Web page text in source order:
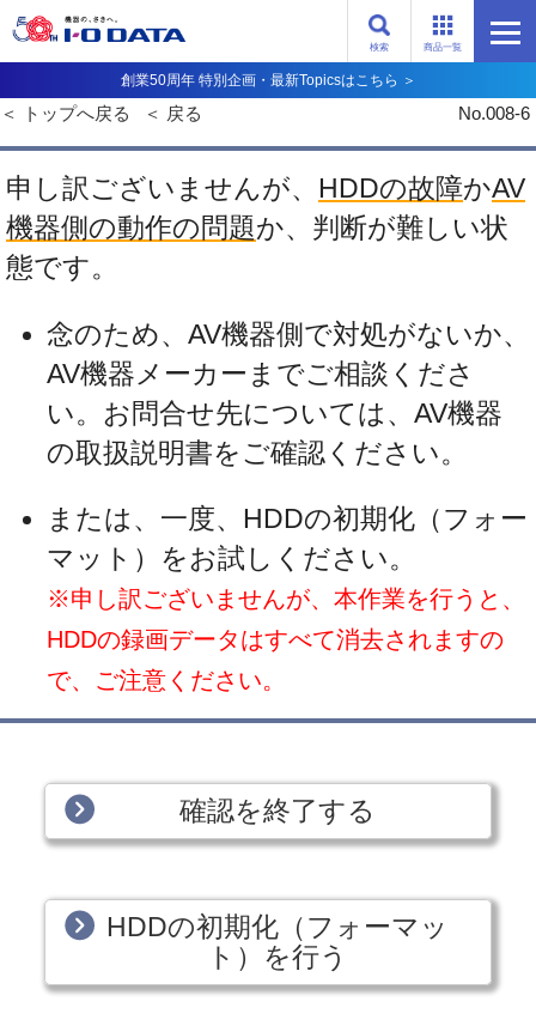
商品一覧
検索
創業50周年 特別企画・最新Topicsはこちら ＞
トップへ戻る 戻る No.008-6
申し訳ございませんが、 HDDの故障かAV
機器側の動作の問題か、判断が難しい状
態です。
念のため、AV機器側で対処がないか、
AV機器メーカーまでご相談くださ
い。お問合せ先については、AV機器
の取扱説明書をご確認ください。
または、一度、HDDの初期化（フォー
マット）をお試しください。
※申し訳ございませんが、本作業を行うと、
HDDの録画データはすべて消去されますの
で、ご注意ください。
確認を終了する
HDDの初期化（フォーマッ
ト）を行う